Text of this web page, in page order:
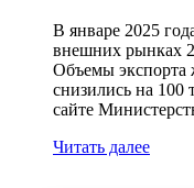
В январе 2025
внешних рынках
Объемы экспорта
снизились на 100
сайте
Читать далее